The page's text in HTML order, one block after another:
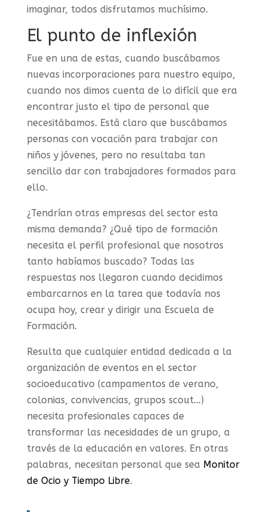
imaginar, todos disfrutamos muchísimo.
El punto de inflexión
Fue en una de estas, cuando buscábamos
nuevas incorporaciones para nuestro equipo,
cuando nos dimos cuenta de lo difícil que era
encontrar justo el tipo de personal que
necesitábamos. Está claro que buscábamos
personas con vocación para trabajar con
niños y jóvenes, pero no resultaba tan
sencillo dar con trabajadores formados para
ello.
¿Tendrían otras empresas del sector esta
misma demanda? ¿Qué tipo de formación
necesita el perfil profesional que nosotros
tanto habíamos buscado? Todas las
respuestas nos llegaron cuando decidimos
embarcarnos en la tarea que todavía nos
ocupa hoy, crear y dirigir una Escuela de
Formación.
Resulta que cualquier entidad dedicada a la
organización de eventos en el sector
socioeducativo (campamentos de verano,
colonias, convivencias, grupos scout…)
necesita profesionales capaces de
transformar las necesidades de un grupo, a
través de la educación en valores. En otras
palabras, necesitan personal que sea Monitor
de Ocio y Tiempo Libre.